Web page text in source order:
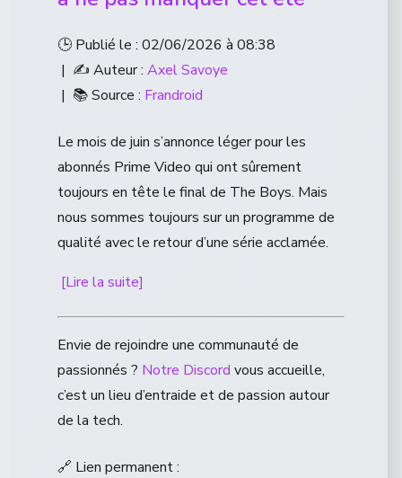
🕒 Publié le : 02/06/2026 à 08:38
| ✍️ Auteur : Axel Savoye
| 📚 Source : Frandroid
Le mois de juin s’annonce léger pour les
abonnés Prime Video qui ont sûrement
toujours en tête le final de The Boys. Mais
nous sommes toujours sur un programme de
qualité avec le retour d’une série acclamée.
[Lire la suite]
Envie de rejoindre une communauté de
passionnés ? Notre Discord vous accueille,
c’est un lieu d’entraide et de passion autour
de la tech.
🔗 Lien permanent :